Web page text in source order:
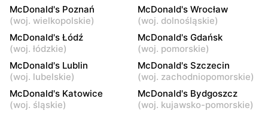
Warszawa, ul. Komitetu
Obrony Robotników 65
Warszawa, ul. Połczyńska
28
McDonald's
Warszawa, ul. Wrocławska
23 B
McDonald's
Warszawa, ul. Wincentego
Rzymowskiego 18
McDonald's
Warszawa, ul. Żwirki i
McDonald's
Warszawa, ul.
McDonald's Poznań
(woj. wielkopolskie)
McDonald's Wrocław
(woj. dolnośląskie)
McDonald's Łódź
(woj. łódzkie)
McDonald's Gdańsk
(woj. pomorskie)
McDonald's Lublin
(woj. lubelskie)
McDonald's Szczecin
(woj. zachodniopomorskie)
McDonald's Katowice
(woj. śląskie)
McDonald's Bydgoszcz
(woj. kujawsko-pomorskie)